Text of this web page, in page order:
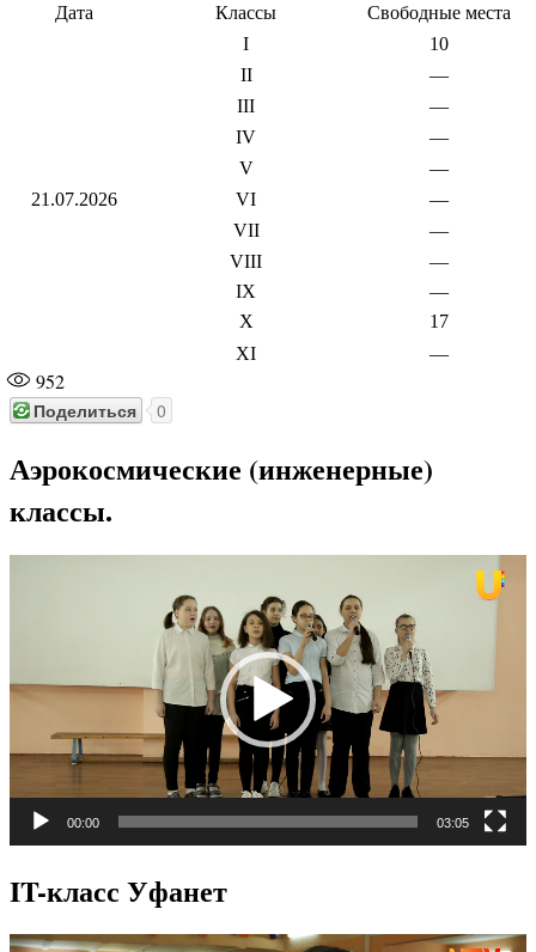
Дата Классы Свободные места
21.07.2026
I
10
II
—
III
—
IV
—
V
—
VI
—
VII
—
VIII
—
IX
—
X
17
XI
—
952
Поделиться 0
Аэрокосмические (инженерные)
классы.
00:00 03:05
IT-класс Уфанет
Видеоплеер